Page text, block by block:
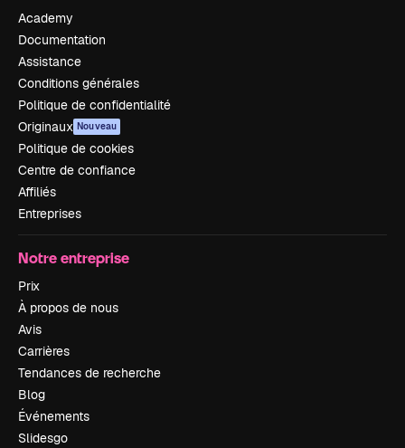
Academy
Documentation
Assistance
Conditions générales
Politique de confidentialité
Originaux Nouveau
Politique de cookies
Centre de confiance
Affiliés
Entreprises
Notre entreprise
Prix
À propos de nous
Avis
Carrières
Tendances de recherche
Blog
Événements
Slidesgo